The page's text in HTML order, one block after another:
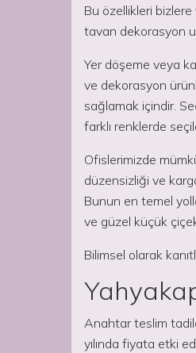
Bu özellikleri
tavan dekorasyon
Yer döşeme veya
ve dekorasyon
sağlamak içindir.
farklı renklerde
Ofislerimizde
düzensizliği ve
Bunun en temel
ve güzel küçük
Bilimsel olarak
Anahtar teslim
yılında fiyata etki